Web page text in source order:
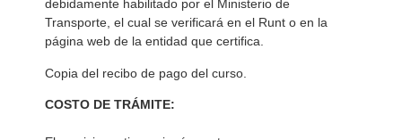
debidamente habilitado por el Ministerio de
Transporte, el cual se verificará en el Runt o en la
página web de la entidad que certifica.
Copia del recibo de pago del curso.
COSTO DE TRÁMITE: